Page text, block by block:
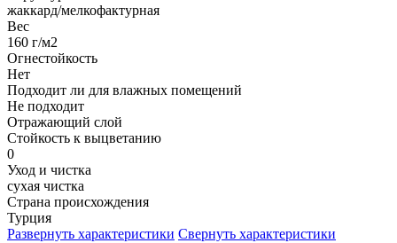
жаккард/мелкофактурная
Вес
160 г/м2
Огнестойкость
Нет
Подходит ли для влажных помещений
Не подходит
Отражающий слой
Стойкость к выцветанию
0
Уход и чистка
сухая чистка
Страна происхождения
Турция
Развернуть характеристики Свернуть характеристики